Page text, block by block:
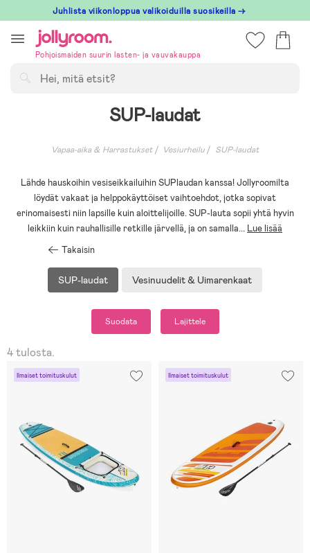
till
innehållet
Juhlista viikonloppua valikoiduilla suosikeilla →
Pohjoismaiden suurin lasten- ja vauvakauppa
SUP-laudat
Vapaa-aika & Harrastukset Vesiurheilu SUP-laudat
Lähde hauskoihin vesiseikkailuihin SUPlaudan kanssa! Jollyroomilta
löydät vakaat ja helppokäyttöiset vaihtoehdot, jotka sopivat
erinomaisesti niin lapsille kuin aloittelijoille. SUP-lauta sopii yhtä hyvin
leikkiin kuin rauhallisille retkille järvellä, ja on samalla... Lue lisää
Takaisin
SUP-laudat Vesinuudelit & Uimarenkaat
Suodata Lajittele
4 tulosta.
Ilmaiset toimituskulut Ilmaiset toimituskulut